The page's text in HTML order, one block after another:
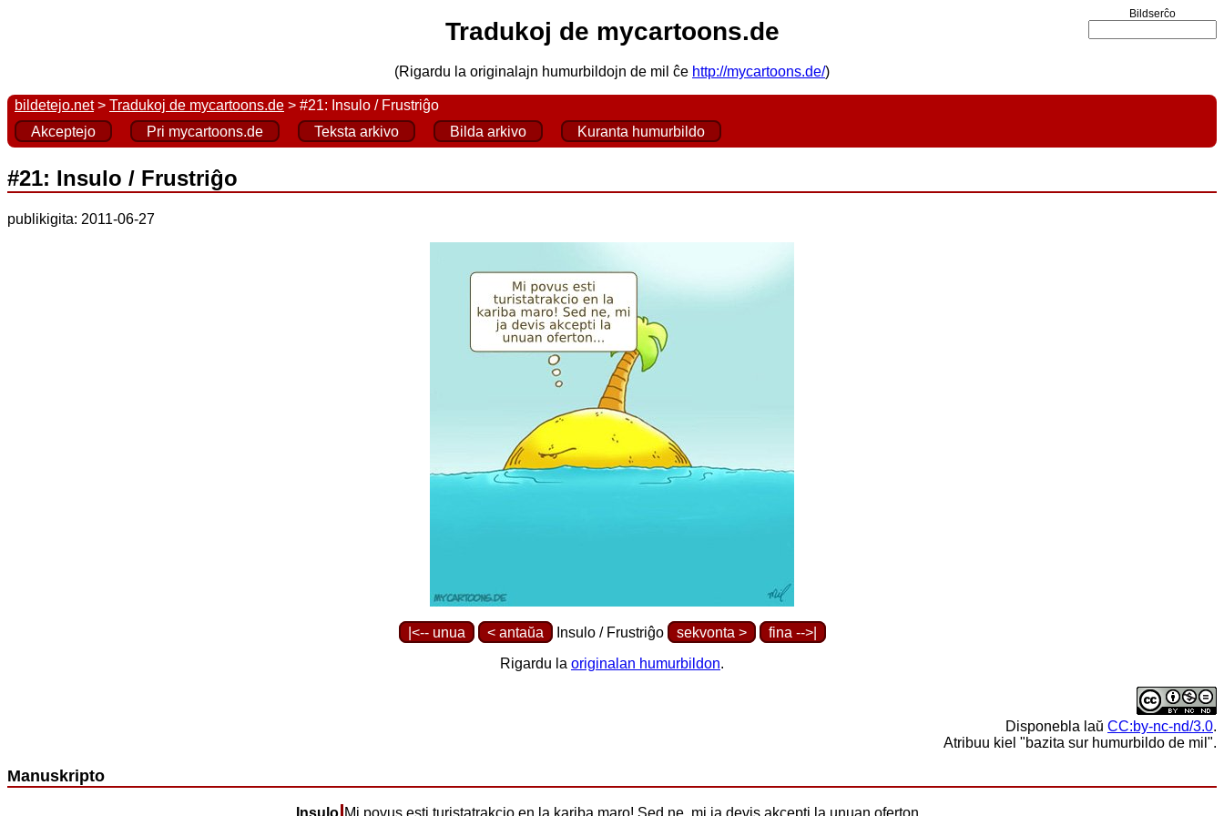
Bildserĉo
Tradukoj de mycartoons.de
(Rigardu la originalajn humurbildojn de mil ĉe http://mycartoons.de/)
bildetejo.net> Tradukoj de mycartoons.de > #21: Insulo / Frustriĝo
Akceptejo
Pri mycartoons.de Teksta arkivo Bilda arkivo Kuranta humurbildo
#21: Insulo / Frustriĝo
publikigita: 2011-06-27
|<-- unua < antaŭa Insulo / Frustriĝo sekvonta >
fina -->|
Rigardu la originalan humurbildon.
Disponebla laŭ CC:by-nc-nd/3.0.
Atribuu kiel "bazita sur humurbildo de mil".
Manuskripto
Insulo Mi povus esti turistatrakcio en la kariba maro! Sed ne, mi ja devis akcepti la unuan oferton...